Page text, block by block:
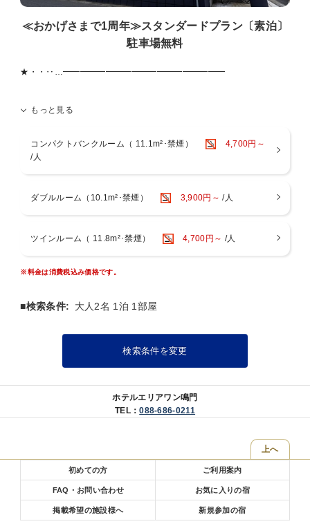
ごはん・お味噌汁・パン・カレー・ヨーグルト 等
▼▼ アクセス ▼▼
・徳島空港よりお車で12分
￣￣￣￣￣￣￣￣￣￣￣
▼▼ 特徴・サービス ▼▼
￣￣￣￣￣￣￣￣￣￣￣￣￣
イスペール・自転車etc.
・館内にコインランドリー完備（有料）
≪おかげさまで1周年≫スタンダードプラン〔素泊〕
駐車場無料
★・・‥…━━━━━━━━━━━━━━━━━━━
感謝の気持ちを、最上の眠りと寛ぎに変えて。
━━━━━━━━━━━━━━━━━━━…‥・・★
▼▼お部屋▼▼
・ウォシュレット完備
・アメニティは、DHCを採用
＜ご注意点＞
￣￣￣￣￣￣￣￣￣￣
▼▼ パーキング ▼▼
￣￣￣￣￣￣￣￣￣￣￣
駐車場は無料 （予約不要）
＜＜レンタル品＞＞
・加湿器・空気清浄機・低反発枕・アイロン・ズボンプレッサー・ア
イスペール・自転車etc.
(※先着順・在庫に限りがございます。ご希望の場合、フロントにお声
掛け下さい。)
もっと見る
コンパクトバンクルーム（ 11.1m²･禁煙）
4,700円～
/人
ダブルルーム（10.1m²･禁煙） 3,900円～ /人
ツインルーム（ 11.8m²･禁煙） 4,700円～ /人
※料金は消費税込み価格です。
■検索条件: 大人2名 1泊 1部屋
検索条件を変更
ホテルエリアワン鳴門
TEL：088-686-0211
上へ
初めての方 ご利用案内
FAQ・お問い合わせ お気に入りの宿
掲載希望の施設様へ 新規参加の宿